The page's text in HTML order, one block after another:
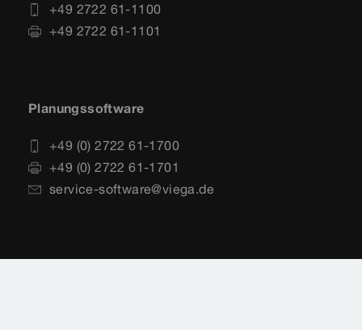
+49 2722 61-1100
+49 2722 61-1101
Planungssoftware
+49 (0) 2722 61-1700
+49 (0) 2722 61-1701
service-software@viega.de